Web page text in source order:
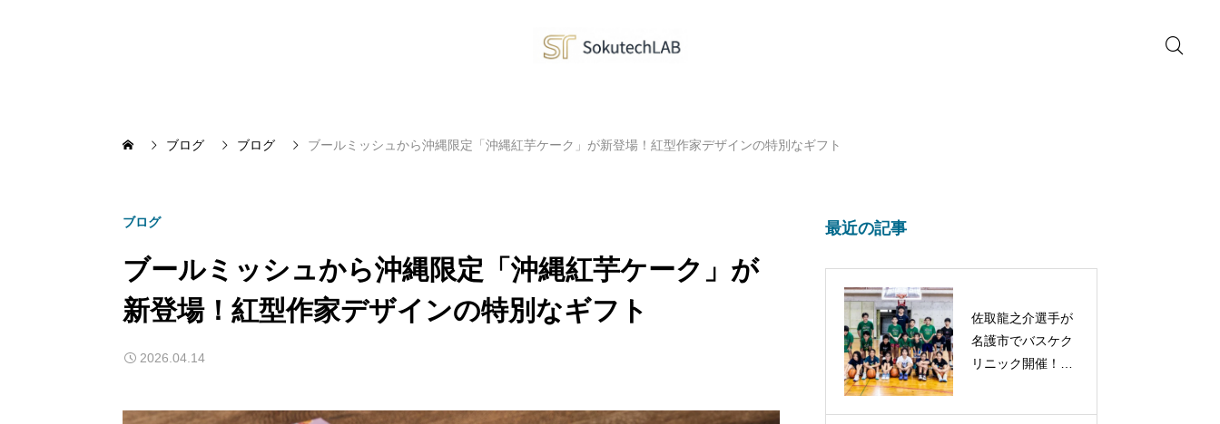
ブログ ブログ ブールミッシュから沖縄限定「沖縄紅芋ケーク」が新登場！紅型作家デザインの特別なギフト
ブログ
ブールミッシュから沖縄限定「沖縄紅芋ケーク」が
新登場！紅型作家デザインの特別なギフト
2026.04.14
最近の記事
佐取龍之介選手が
名護市でバスケク
リニック開催！子